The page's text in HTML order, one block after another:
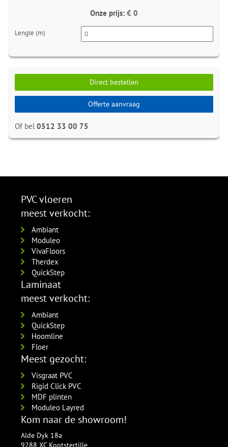
Onze prijs: € 0
Lengte (m)
Direct bestellen
Offerte aanvraag
Of bel 0512 33 00 75
PVC vloeren
meest verkocht:
Ambiant
Moduleo
VivaFloors
Therdex
QuickStep
Laminaat
meest verkocht:
Ambiant
QuickStep
Hoomline
Floer
Meest gezocht:
Visgraat PVC
Rigid Click PVC
MDF plinten
Moduleo Layred
Kom naar de showroom!
Alde Dyk 18a
9288 XC Kootstertille